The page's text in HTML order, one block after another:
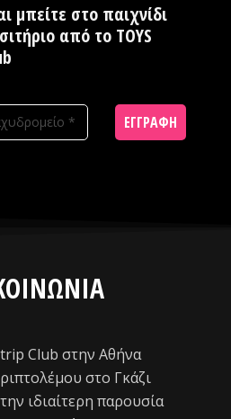
μπείτε στο παιχνίδι
από το TOYS
ΕΓΓΡΑΦΗ
Club στην Αθήνα
στο Γκάζι
ιδιαίτερη παρουσία